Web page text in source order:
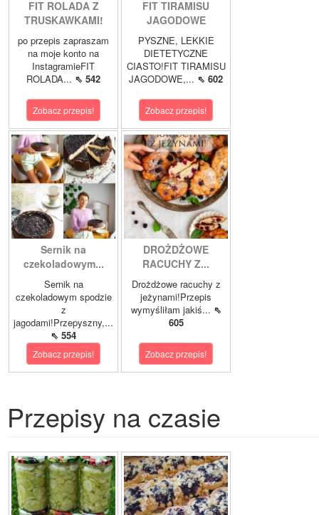
FIT ROLADA Z
TRUSKAWKAMI!
po przepis zapraszam
na moje konto na
InstagramieFIT
ROLADA... ⇖ 542
Zobacz przepis!
FIT TIRAMISU
JAGODOWE
PYSZNE, LEKKIE
DIETETYCZNE
CIASTO!FIT TIRAMISU
JAGODOWE,... ⇖ 602
Zobacz przepis!
Sernik na
czekoladowym...
Sernik na
czekoladowym spodzie
z
jagodami!Przepyszny,...
⇖ 554
Zobacz przepis!
DROŻDŻOWE
RACUCHY Z...
Drożdżowe racuchy z
jeżynami!Przepis
wymyśliłam jakiś... ⇖
605
Zobacz przepis!
Przepisy na czasie